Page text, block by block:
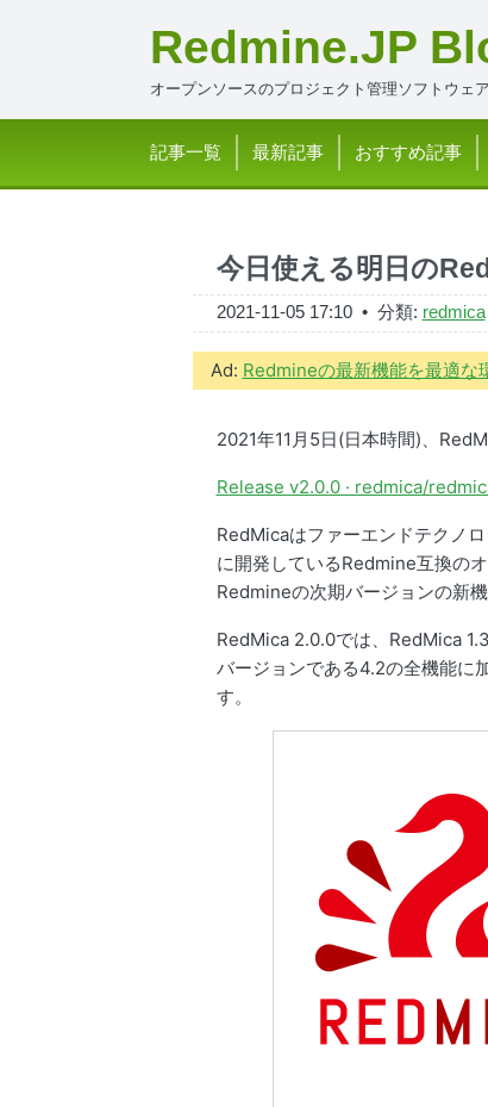
Redmine.JP
オープンソースのプロジェクト管理ソフトウェ
記事一覧 最新記事 おすすめ記事
今日使える明日の
2021-11-05 17:10 • 分類: redmica
Ad: Redmineの最新機能を最適な
2021年11月5日(日本時間)、
Release v2.0.0 · redmica/
RedMicaはファーエンドテクノ
に開発しているRedmine互換の
Redmineの次期バージョンの新
RedMica 2.0.0では、RedMica
バージョンである4.2の全機能に
す。